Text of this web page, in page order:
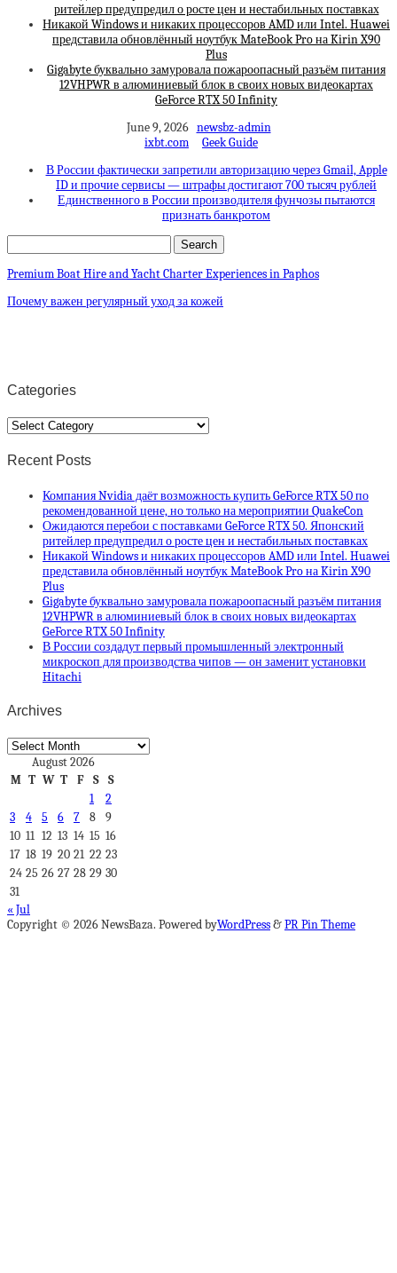
ритейлер предупредил о росте цен и нестабильных поставках
Никакой Windows и никаких процессоров AMD или Intel. Huawei
представила обновлённый ноутбук MateBook Pro на Kirin X90
Plus
Gigabyte буквально замуровала пожароопасный разъём питания
12VHPWR в алюминиевый блок в своих новых видеокартах
GeForce RTX 50 Infinity
June 9, 2026 newsbz-admin
ixbt.com
Geek Guide
В России фактически запретили авторизацию через Gmail, Apple
ID и прочие сервисы — штрафы достигают 700 тысяч рублей
Единственного в России производителя фунчозы пытаются
признать банкротом
Premium Boat Hire and Yacht Charter Experiences in Paphos
Почему важен регулярный уход за кожей
Categories
Categories
Recent Posts
Компания Nvidia даёт возможность купить GeForce RTX 50 по
рекомендованной цене, но только на мероприятии QuakeCon
Ожидаются перебои с поставками GeForce RTX 50. Японский
ритейлер предупредил о росте цен и нестабильных поставках
Никакой Windows и никаких процессоров AMD или Intel. Huawei
представила обновлённый ноутбук MateBook Pro на Kirin X90
Plus
Gigabyte буквально замуровала пожароопасный разъём питания
12VHPWR в алюминиевый блок в своих новых видеокартах
GeForce RTX 50 Infinity
В России создадут первый промышленный электронный
микроскоп для производства чипов — он заменит установки
Hitachi
Archives
Archives
August 2026
M T W T F S
S
1
2
3
4 5 6 7 8
9
10 11 12 13 14 15 16
17 18 19 20 21 22 23
24 25 26 27 28 29 30
31
« Jul
Copyright © 2026 NewsBaza. Powered byWordPress&PR Pin Theme